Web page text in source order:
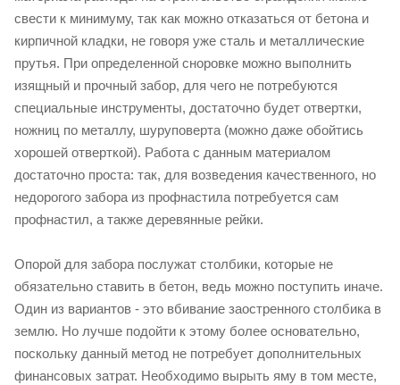
свести к минимуму, так как можно отказаться от бетона и
кирпичной кладки, не говоря уже сталь и металлические
прутья. При определенной сноровке можно выполнить
изящный и прочный забор, для чего не потребуются
специальные инструменты, достаточно будет отвертки,
ножниц по металлу, шуруповерта (можно даже обойтись
хорошей отверткой). Работа с данным материалом
достаточно проста: так, для возведения качественного, но
недорогого забора из профнастила потребуется сам
профнастил, а также деревянные рейки.
Опорой для забора послужат столбики, которые не
обязательно ставить в бетон, ведь можно поступить иначе.
Один из вариантов - это вбивание заостренного столбика в
землю. Но лучше подойти к этому более основательно,
поскольку данный метод не потребует дополнительных
финансовых затрат. Необходимо вырыть яму в том месте,